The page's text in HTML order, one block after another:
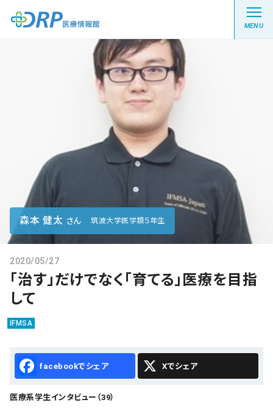
MENU
最新の注目記事
栄養健康レシピ
医療系学生記事
健康川柳
DRP医療情報館とは?
会社概要
お知らせ
森本 健太 さん 筑波大学医学類５年生
2020/05/27
「治す」だけでなく「育てる」医療を目指
して
IFMSA
Facebook X
医療系学生インタビュー（39）